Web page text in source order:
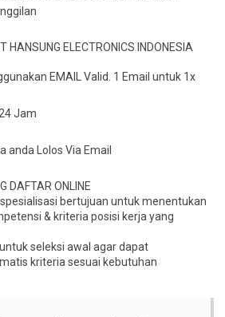
HANSUNG ELECTRONICS INDONESIA
EMAIL Valid. 1 Email untuk 1x
Jam
anda Lolos Via Email
DAFTAR ONLINE
bertujuan untuk menentukan
& kriteria posisi kerja yang
seleksi awal agar dapat
kriteria sesuai kebutuhan